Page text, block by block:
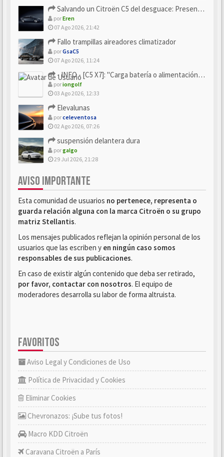
Salvando un Citroën C5 del desguace: Presentación y seguimiento
porEren
07 Ago 2026, 21:42
Fallo trampillas aireadores climatizador
porGsaC5
07 Ago 2026, 11:24
- INFO - [C5 X7]: "Carga batería o alimentación eléctri...
poriongolf
03 Ago 2026, 12:33
Elevalunas
porceleventosa
02 Ago 2026, 07:26
suspensión delantera dura
porgalgo
29 Jul 2026, 21:28
AVISO IMPORTANTE
Esta comunidad de usuarios no pertenece, representa o
guarda relación alguna con la marca Citroën o su grupo
matriz Stellantis.
Los mensajes publicados reflejan la opinión personal de los
usuarios que las escriben y en ningún caso somos
responsables de sus publicaciones.
En caso de existir algún contenido que deba ser retirado,
por favor, contactar con nosotros. El equipo de
moderadores desarrolla su labor de forma altruista.
FAVORITOS
Aviso Legal y Condiciones de Uso
Política de Privacidad y Cookies
Eliminar Cookies
Chevronazos: ¡Sube tus fotos!
Macro KDD Citroën
Caravana Citroën a París